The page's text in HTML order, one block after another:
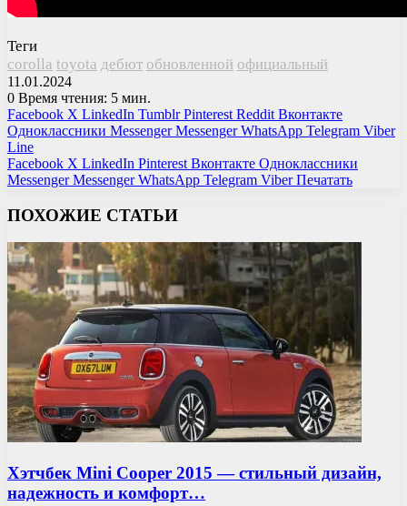
Теги
corolla toyota дебют обновленной официальный
11.01.2024
0 Время чтения: 5 мин.
Facebook X LinkedIn Tumblr Pinterest Reddit Вконтакте
Одноклассники Messenger Messenger WhatsApp Telegram Viber
Line
Facebook X LinkedIn Pinterest Вконтакте Одноклассники
Messenger Messenger WhatsApp Telegram Viber Печатать
ПОХОЖИЕ СТАТЬИ
Хэтчбек Mini Cooper 2015 — стильный дизайн,
надежность и комфорт…